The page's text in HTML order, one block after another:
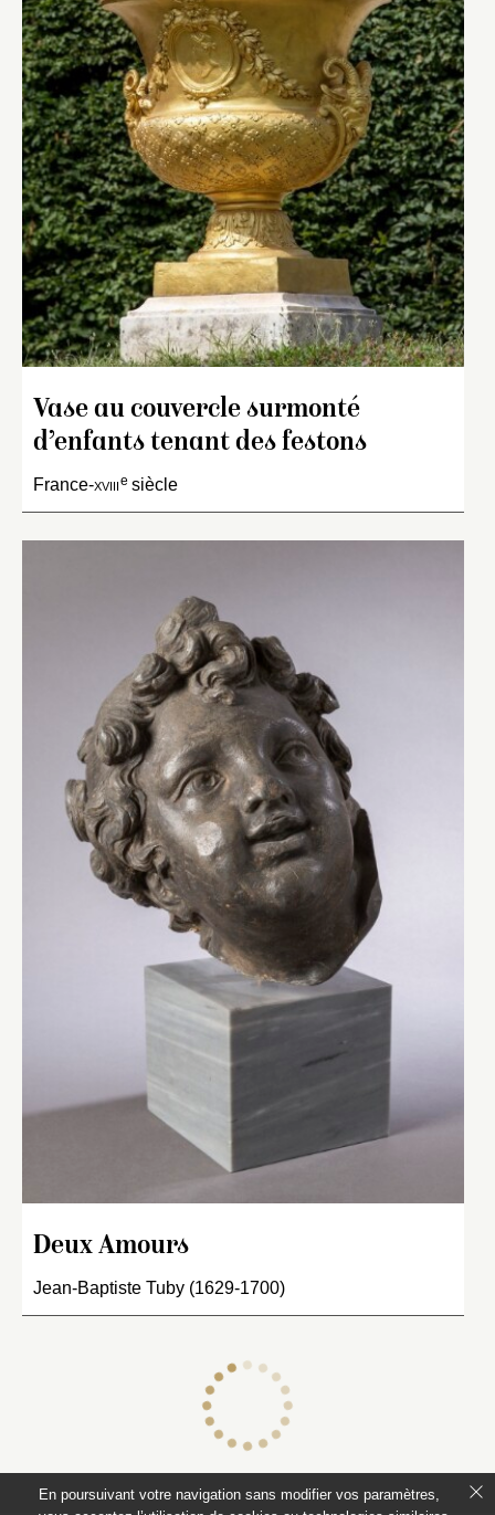
Vase au couvercle surmonté
d’enfants tenant des festons
France-xviiie siècle
Deux Amours
Jean-Baptiste Tuby (1629-1700)
En poursuivant votre navigation sans modifier vos paramètres,